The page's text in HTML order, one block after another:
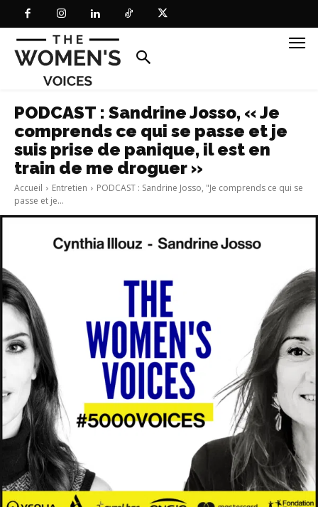
PODCAST : Sandrine Josso, « Je
comprends ce qui se passe et je
suis prise de panique, il est en
train de me droguer »
Accueil Entretien
PODCAST : Sandrine Josso, "Je comprends ce qui se
passe et je...